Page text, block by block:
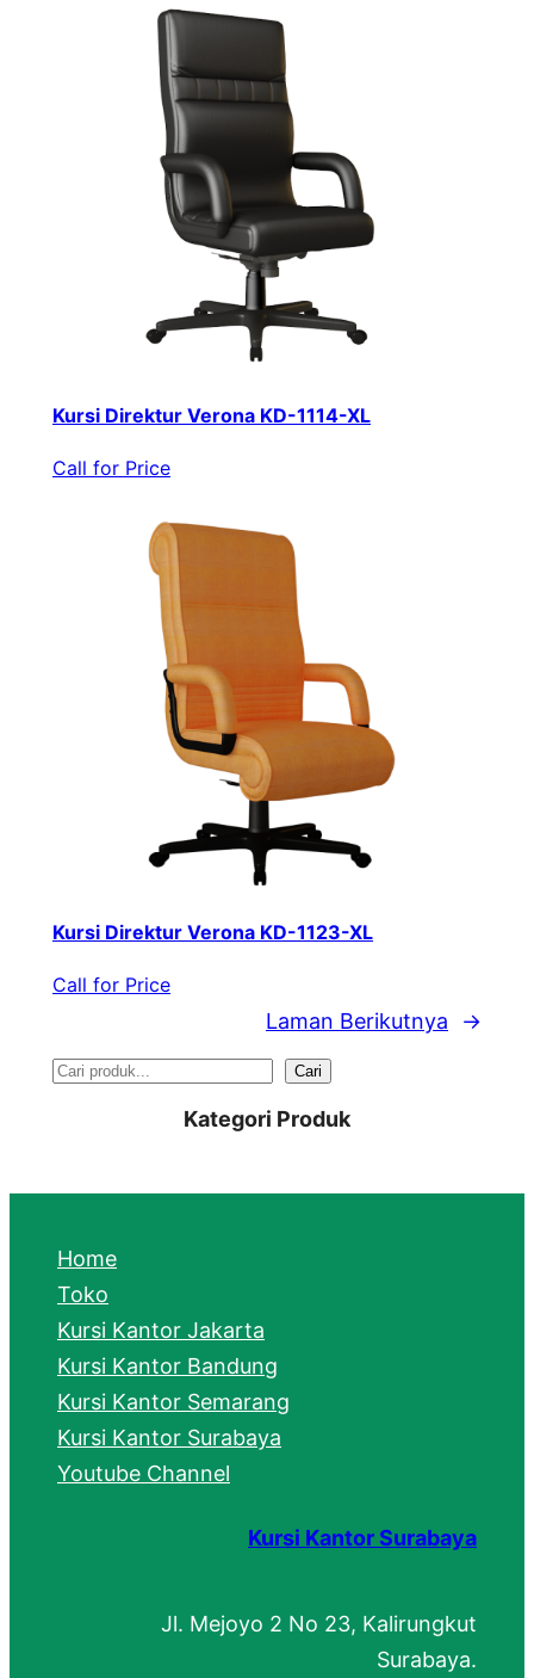
Kursi Direktur Verona KD-1114-XL
Call for Price
Kursi Direktur Verona KD-1123-XL
Call for Price
Laman Berikutnya →
S
r
h
Cari
Kategori Produk
Home
Toko
Kursi Kantor Jakarta
Kursi Kantor Bandung
Kursi Kantor Semarang
Kursi Kantor Surabaya
Youtube Channel
Kursi Kantor Surabaya
Jl. Mejoyo 2 No 23, Kalirungkut
Surabaya.